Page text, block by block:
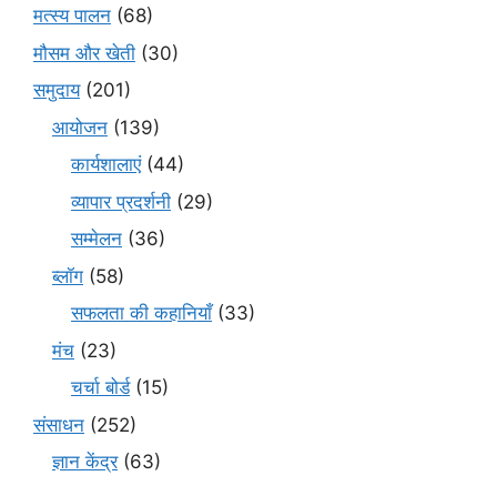
मत्स्य पालन (68)
मौसम और खेती (30)
समुदाय(201)
आयोजन (139)
कार्यशालाएं(44)
व्यापार प्रदर्शनी (29)
सम्मेलन (36)
ब्लॉग (58)
सफलता की कहानियाँ(33)
मंच (23)
चर्चा बोर्ड(15)
संसाधन (252)
ज्ञान केंद्र(63)